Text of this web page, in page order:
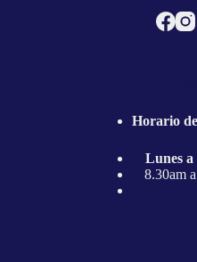
Horario
Lunes a
8.30am